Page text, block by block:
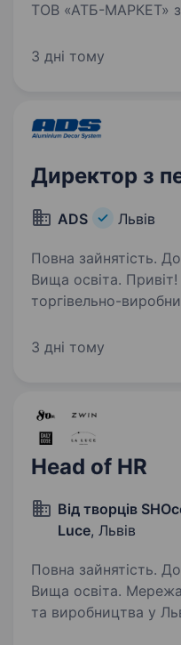
ТОВ «АТБ-МАРКЕТ»
України. Обирай
3 дні тому
Директор з
ADS Львів
Повна зайнятість.
Вища освіта. Привіт! Ми — ADS, українська
торгівельно-
рішення в меблевій
3 дні тому
Head of HR
Від творців
Luce, Львів
Повна зайнятість.
Вища освіта. Мережа ресторанів
та виробництва у